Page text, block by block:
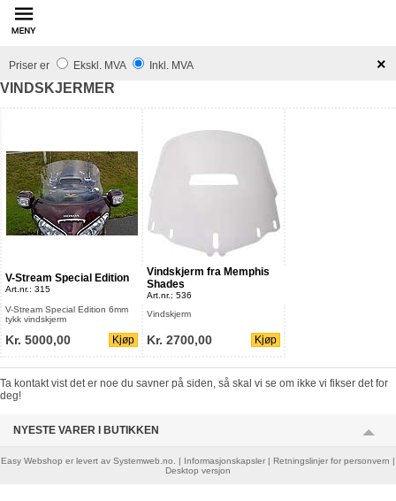
innhold
×
Priser er Ekskl. MVA Inkl. MVA
VINDSKJERMER
V-Stream Special Edition
Art.nr.: 315 Shades
Art.nr.: 536
tykk vindskjerm
Vindskjerm
Kjøp
Kr. 5000,00 Kjøp
Kr. 2700,00
deg!
NYESTE VARER I BUTIKKEN
Easy Webshop er levert av Systemweb.no . | Informasjonskapsler | Retningslinjer for personvern |
Desktop versjon